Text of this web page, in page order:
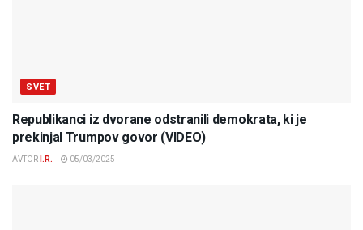
SVET
Republikanci iz dvorane odstranili demokrata, ki je
prekinjal Trumpov govor (VIDEO)
AVTOR I.R. 05/03/2025